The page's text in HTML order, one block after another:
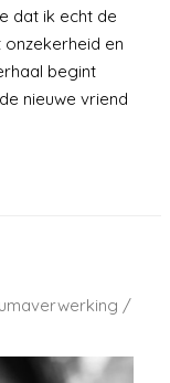
dat ik echt de
en
begint
nieuwe vriend
/